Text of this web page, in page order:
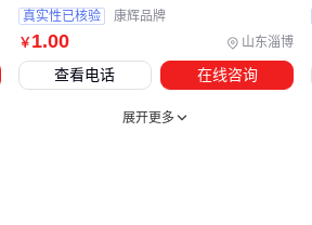
￥ 1.00 山东淄博
真实性已核验 康辉品牌
查看电话 在线咨询
展开更多